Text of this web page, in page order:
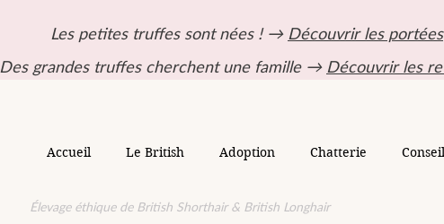
Les petites truffes sont nées ! → Découvrir les portées
Des grandes truffes cherchent une famille → Découvrir les
Accueil Le British Adoption Chatterie
Élevage éthique de British Shorthair & British Longhair